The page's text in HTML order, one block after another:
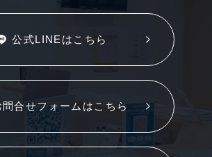
公式LINEはこちら
問合せフォームはこちら